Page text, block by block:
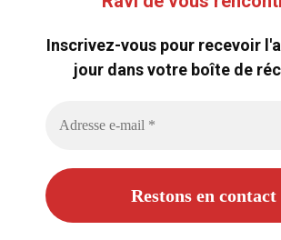
Inscrivez-vous pour recevoir
jour dans votre boîte de